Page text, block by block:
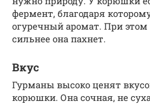
фермент, благодаря
огуречный аромат. При
сильнее она пахнет.
Вкус
Гурманы высоко ценят
корюшки. Она сочная, не